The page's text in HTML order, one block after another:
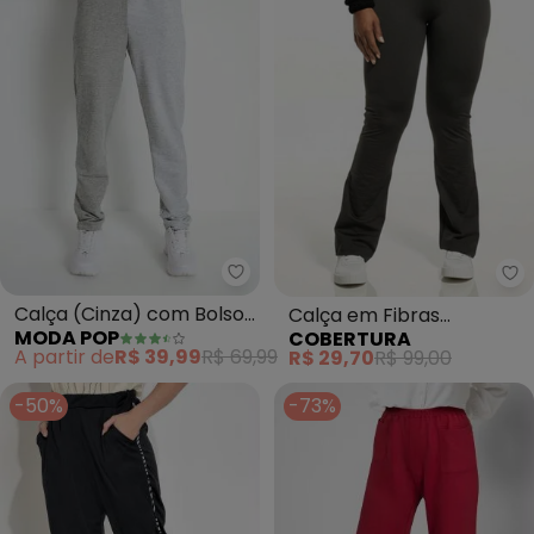
Moda Pop - Calça (Cinza) com
Calça (Cinza) com Bolsos
Funcionais
MODA POP
A partir deR$ 39,99R$ 69,99
Calça em Fibras
Sintéticas (Preto)
COBERTURA
R$ 29,70R$ 99,00
-50%
-73%